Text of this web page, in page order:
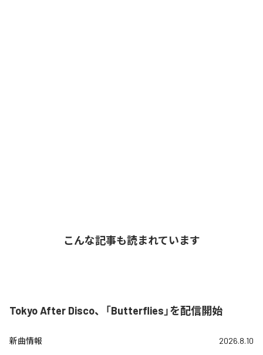
こんな記事も読まれています
Tokyo After Disco、「Butterflies」を配信開始
新曲情報 2026.8.10